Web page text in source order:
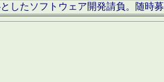
したソフトウェア開発請負。随時